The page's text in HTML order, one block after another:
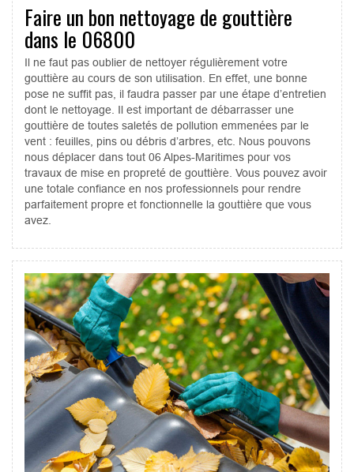
Faire un bon nettoyage de gouttière
dans le 06800
Il ne faut pas oublier de nettoyer régulièrement votre
gouttière au cours de son utilisation. En effet, une bonne
pose ne suffit pas, il faudra passer par une étape d’entretien
dont le nettoyage. Il est important de débarrasser une
gouttière de toutes saletés de pollution emmenées par le
vent : feuilles, pins ou débris d’arbres, etc. Nous pouvons
nous déplacer dans tout 06 Alpes-Maritimes pour vos
travaux de mise en propreté de gouttière. Vous pouvez avoir
une totale confiance en nos professionnels pour rendre
parfaitement propre et fonctionnelle la gouttière que vous
avez.